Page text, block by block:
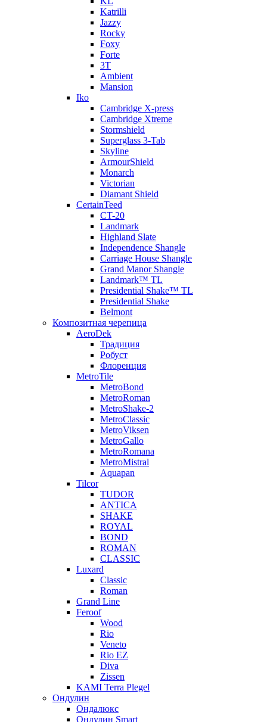
Katrilli
Jazzy
Rocky
Foxy
Forte
3T
Ambient
Mansion
Iko
Cambridge X-press
Cambridge Xtreme
Stormshield
Superglass 3-Tab
Skyline
ArmourShield
Monarch
Victorian
Diamant Shield
CertainTeed
CT-20
Landmark
Highland Slate
Independence Shangle
Carriage House Shangle
Grand Manor Shangle
Landmark™ TL
Presidential Shake™ TL
Presidential Shake
Belmont
Композитная черепица
AeroDek
Традиция
Робуст
Флоренция
MetroTile
MetroBond
MetroRoman
MetroShake-2
MetroClassic
MetroViksen
MetroGallo
MetroRomana
MetroMistral
Aquapan
Tilcor
TUDOR
ANTICA
SHAKE
ROYAL
BOND
ROMAN
CLASSIC
Luxard
Classic
Roman
Grand Line
Feroof
Wood
Rio
Veneto
Rio EZ
Diva
Zissen
KAMI Terra Plegel
Ондулин
Ондалюкс
Ондулин Smart